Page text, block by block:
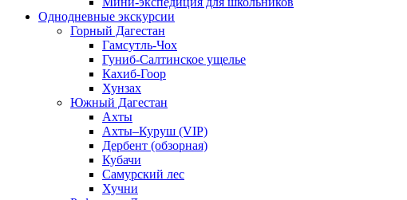
Однодневные экскурсии
Горный Дагестан
Гамсутль-Чох
Гуниб-Салтинское ущелье
Кахиб-Гоор
Хунзах
Южный Дагестан
Ахты
Ахты–Куруш (VIP)
Дербент (обзорная)
Кубачи
Самурский лес
Хучни